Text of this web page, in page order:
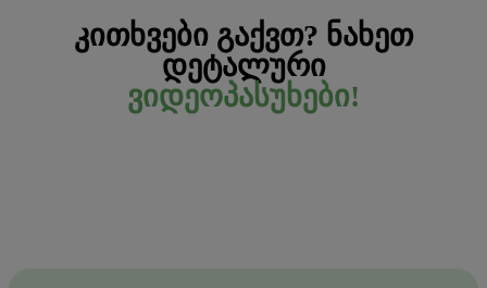
ᲙᲘᲗᲮᲕᲔᲑᲘ ᲒᲐᲥᲕᲗ? ᲜᲐᲮᲔᲗ
ᲓᲔᲢᲐᲚᲣᲠᲘ
ᲕᲘᲓᲔᲝᲞᲐᲡᲣᲮᲔᲑᲘ!